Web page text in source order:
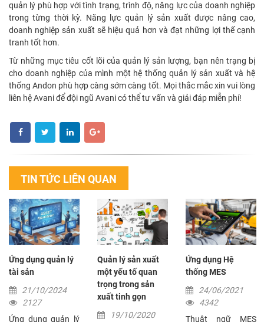
quản lý phù hợp với tình trạng, trình độ, năng lực của doanh nghiệp
trong từng thời kỳ. Năng lực quản lý sản xuất được nâng cao,
doanh nghiệp sản xuất sẽ hiệu quả hơn và đạt những lợi thế cạnh
tranh tốt hơn.
Từ những mục tiêu cốt lõi của quản lý sản lượng, bạn nên trạng bị
cho doanh nghiệp của mình một hệ thống quản lý sản xuất và hệ
thống Andon phù hợp càng sớm càng tốt. Mọi thắc mắc xin vui lòng
liên hệ Avani để đội ngũ Avani có thể tư vấn và giải đáp miễn phí!
TIN TỨC LIÊN QUAN
Ứng dụng quản lý
tài sản
21/10/2024
2127
Ứng dụng quản lý
Quản lý sản xuất
một yếu tố quan
trọng trong sản
xuất tinh gọn
19/10/2020
Ứng dụng Hệ
thống MES
24/06/2021
4342
Thuật ngữ MES